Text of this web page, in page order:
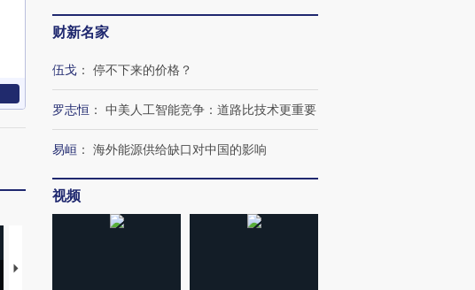
马航飞行员跨国走私7万
财新名家
伍戈 ： 停不下来的价格？
罗志恒 ： 中美人工智能竞争：道路比技术更重要
易峘 ： 海外能源供给缺口对中国的影响
视频